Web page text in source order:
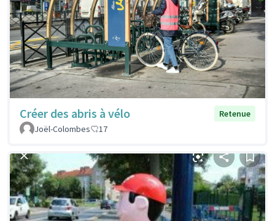
Créer des abris à vélo
Retenue
Joël-Colombes
17